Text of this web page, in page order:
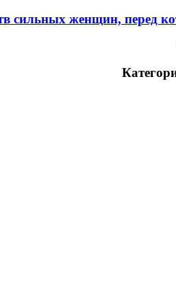
сильных женщин, перед